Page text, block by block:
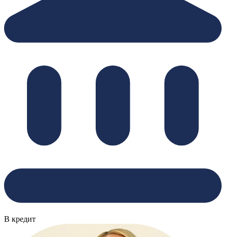
В кредит